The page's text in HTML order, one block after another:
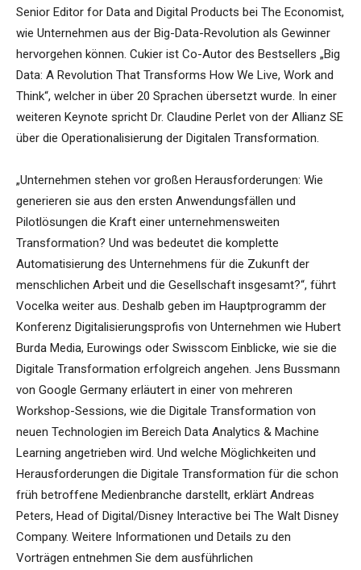
Senior Editor for Data and Digital Products bei The Economist,
wie Unternehmen aus der Big-Data-Revolution als Gewinner
hervorgehen können. Cukier ist Co-Autor des Bestsellers „Big
Data: A Revolution That Transforms How We Live, Work and
Think“, welcher in über 20 Sprachen übersetzt wurde. In einer
weiteren Keynote spricht Dr. Claudine Perlet von der Allianz SE
über die Operationalisierung der Digitalen Transformation.
„Unternehmen stehen vor großen Herausforderungen: Wie
generieren sie aus den ersten Anwendungsfällen und
Pilotlösungen die Kraft einer unternehmensweiten
Transformation? Und was bedeutet die komplette
Automatisierung des Unternehmens für die Zukunft der
menschlichen Arbeit und die Gesellschaft insgesamt?“, führt
Vocelka weiter aus. Deshalb geben im Hauptprogramm der
Konferenz Digitalisierungsprofis von Unternehmen wie Hubert
Burda Media, Eurowings oder Swisscom Einblicke, wie sie die
Digitale Transformation erfolgreich angehen. Jens Bussmann
von Google Germany erläutert in einer von mehreren
Workshop-Sessions, wie die Digitale Transformation von
neuen Technologien im Bereich Data Analytics & Machine
Learning angetrieben wird. Und welche Möglichkeiten und
Herausforderungen die Digitale Transformation für die schon
früh betroffene Medienbranche darstellt, erklärt Andreas
Peters, Head of Digital/Disney Interactive bei The Walt Disney
Company. Weitere Informationen und Details zu den
Vorträgen entnehmen Sie dem ausführlichen